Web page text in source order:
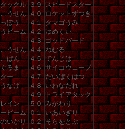
ックル
うせん
ぽう
ビーム
うせん
ばん
るま
ー
なげ
イン
ビーム
いかり
３９
４０
４１
４２
４３
４４
４５
４６
４７
４８
４９
５０
０１
０２
スピードスター
ロケットずつき
タマゴうみ
ゆめくい
ゴッドバード
ねむる
でんじは
サイコウェーブ
だいばくはつ
いわなだれ
トライアタック
みがわり
いあいぎり
そらをとぶ